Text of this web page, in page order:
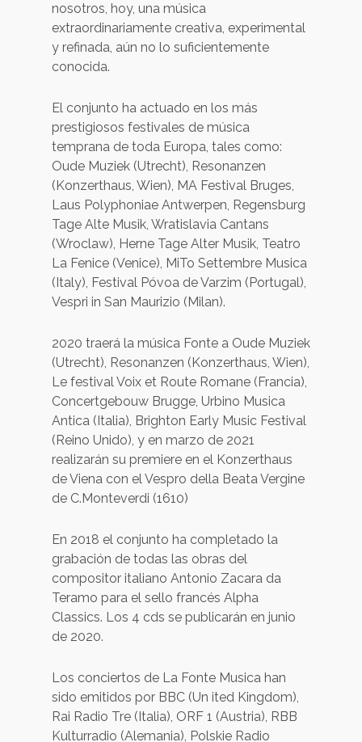
nosotros, hoy, una música
extraordinariamente creativa, experimental
y refinada, aún no lo suficientemente
conocida.
El conjunto ha actuado en los más
prestigiosos festivales de música
temprana de toda Europa, tales como:
Oude Muziek (Utrecht), Resonanzen
(Konzerthaus, Wien), MA Festival Bruges,
Laus Polyphoniae Antwerpen, Regensburg
Tage Alte Musik, Wratislavia Cantans
(Wroclaw), Herne Tage Alter Musik, Teatro
La Fenice (Venice), MiTo Settembre Musica
(Italy), Festival Póvoa de Varzim (Portugal),
Vespri in San Maurizio (Milan).
2020 traerá la música Fonte a Oude Muziek
(Utrecht), Resonanzen (Konzerthaus, Wien),
Le festival Voix et Route Romane (Francia),
Concertgebouw Brugge, Urbino Musica
Antica (Italia), Brighton Early Music Festival
(Reino Unido), y en marzo de 2021
realizarán su premiere en el Konzerthaus
de Viena con el Vespro della Beata Vergine
de C.Monteverdi (1610)
En 2018 el conjunto ha completado la
grabación de todas las obras del
compositor italiano Antonio Zacara da
Teramo para el sello francés Alpha
Classics. Los 4 cds se publicarán en junio
de 2020.
Los conciertos de La Fonte Musica han
sido emitidos por BBC (Un ited Kingdom),
Rai Radio Tre (Italia), ORF 1 (Austria), RBB
Kulturradio (Alemania), Polskie Radio